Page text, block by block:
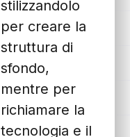
stilizzandolo
per creare la
struttura di
sfondo,
mentre per
richiamare la
tecnologia e il